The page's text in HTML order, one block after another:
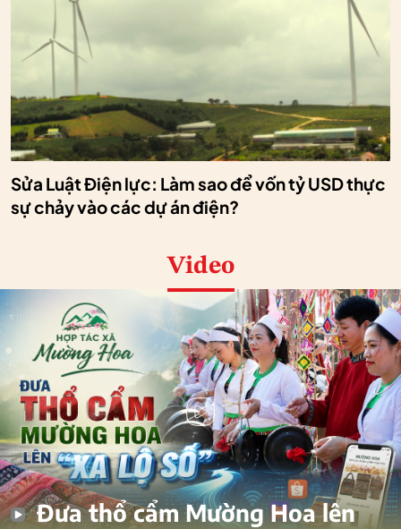
Sửa Luật Điện lực: Làm sao để vốn tỷ USD thực
sự chảy vào các dự án điện?
Video
Đưa thổ cẩm Mường Hoa lên